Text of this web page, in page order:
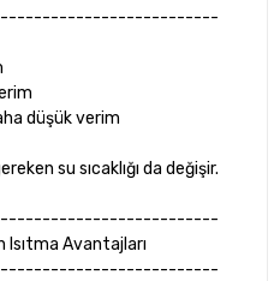
düşük verim
su sıcaklığı da değişir.
Isıtma Avantajları